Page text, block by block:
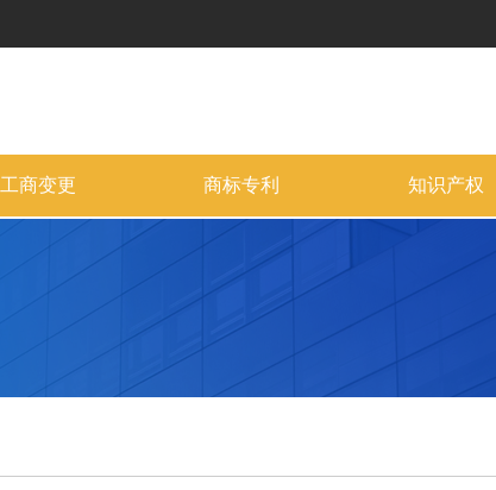
工商变更 商标专利 知识产权